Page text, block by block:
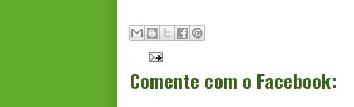
Comente com o Facebook: